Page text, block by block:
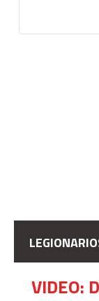
VIDEO: